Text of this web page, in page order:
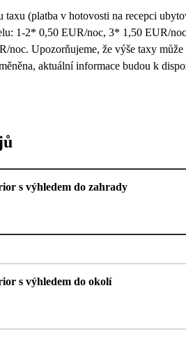
taxu (platba v hotovosti na recepci
1-2* 0,50 EUR/noc, 3* 1,50 EUR/
noc. Upozorňujeme, že výše taxy
aktuální informace budou k
s výhledem do zahrady
s výhledem do okolí